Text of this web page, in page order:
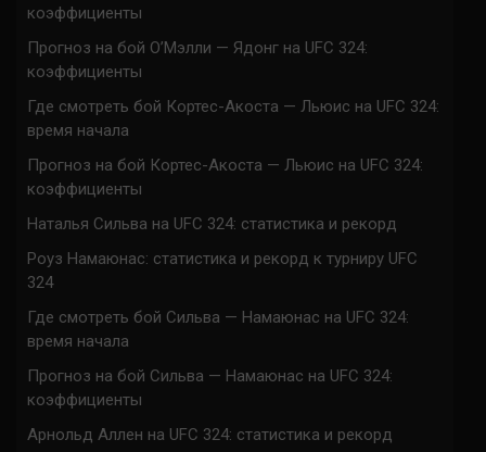
коэффициенты
Прогноз на бой О’Мэлли — Ядонг на UFC 324:
коэффициенты
Где смотреть бой Кортес-Акоста — Льюис на UFC 324:
время начала
Прогноз на бой Кортес-Акоста — Льюис на UFC 324:
коэффициенты
Наталья Сильва на UFC 324: статистика и рекорд
Роуз Намаюнас: статистика и рекорд к турниру UFC
324
Где смотреть бой Сильва — Намаюнас на UFC 324:
время начала
Прогноз на бой Сильва — Намаюнас на UFC 324:
коэффициенты
Арнольд Аллен на UFC 324: статистика и рекорд